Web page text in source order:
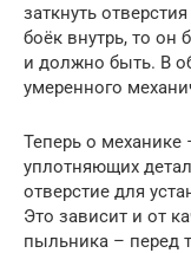
заткнуть
боёк внутрь, то он
и должно быть. В
умеренного
Теперь о механике
уплотняющих
отверстие для
Это зависит и от
пыльника – перед